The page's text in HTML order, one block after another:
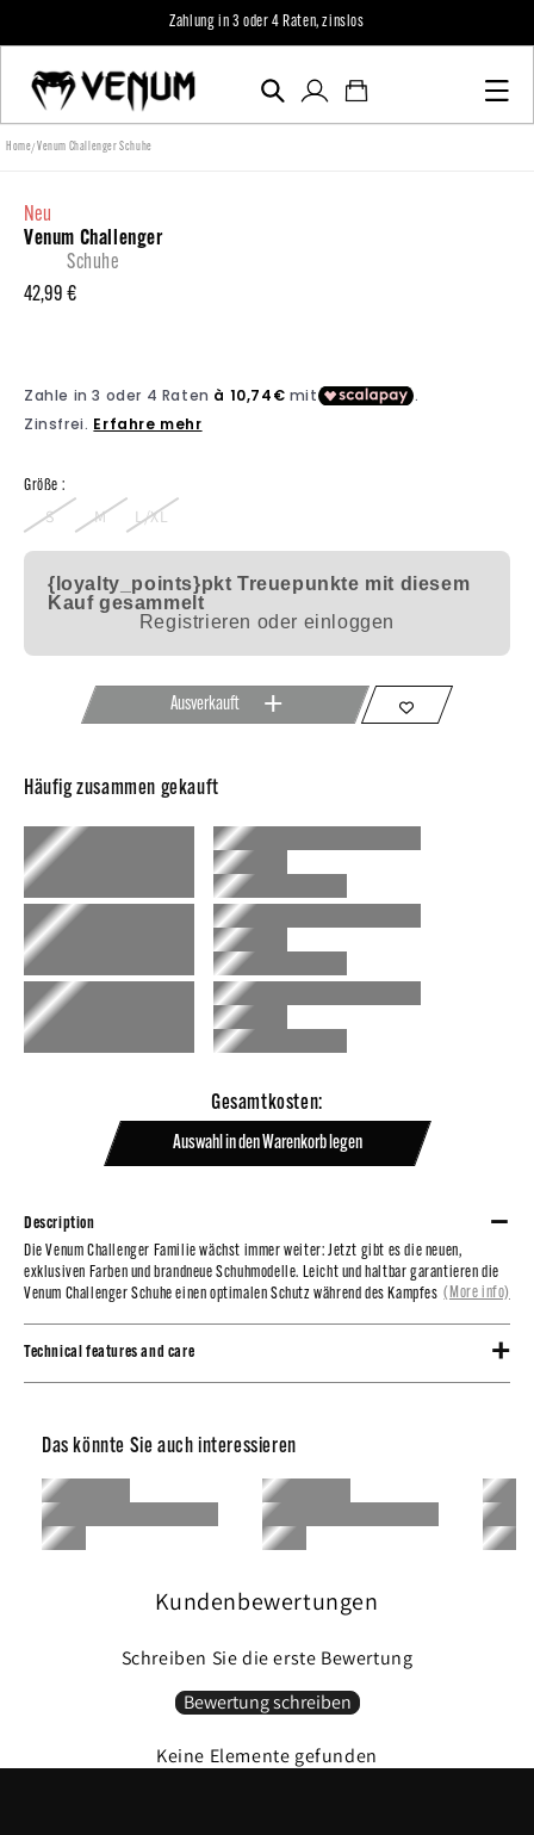
Inhalt
Zahlung in 3 oder 4 Raten, zinslos
EinloggenWarenkorb
Home/Venum Challenger Schuhe
neu
Venum Challenger
Schuhe
Normaler
42,99 €
Größe :
S M L/XL
{loyalty_points}pkt Treuepunkte mit diesem
Kauf gesammelt
Registrieren oder einloggen
Ausverkauft
Häufig zusammen gekauft
Gesamtkosten:
Auswahl in den Warenkorb legen
Description
Die Venum Challenger Familie wächst immer weiter: Jetzt gibt es die neuen,
exklusiven Farben und brandneue Schuhmodelle.
Die Venum Challenger Familie wächst immer weiter: Jetzt gibt es die neuen,
exklusiven Farben und brandneue Schuhmodelle. Leicht und haltbar garantieren die
Venum Challenger Schuhe einen optimalen Schutz während des Kampfes,...(More info)
Technical features and care
100% Halbleder.
Klettverschluss-System.
Das könnte Sie auch interessieren
Kundenbewertungen
Schreiben Sie die erste Bewertung
Bewertung schreiben
Keine Elemente gefunden